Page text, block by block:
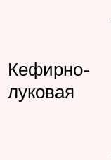
Кефирно-
луковая